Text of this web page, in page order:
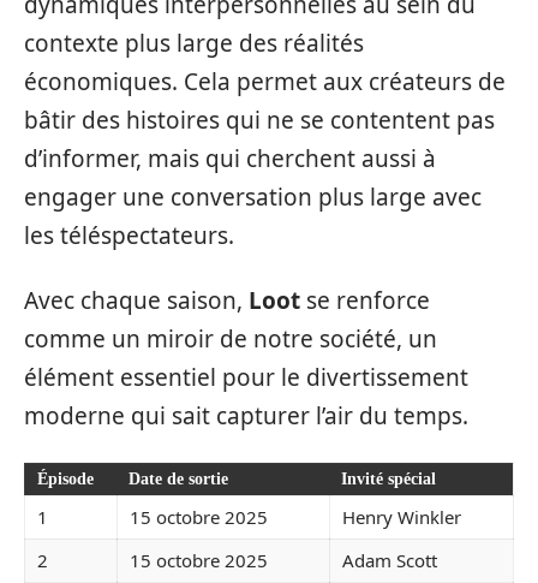
contexte plus large des réalités
économiques. Cela permet aux créateurs de
bâtir des histoires qui ne se contentent pas
d’informer, mais qui cherchent aussi à
engager une conversation plus large avec
les téléspectateurs.
Avec chaque saison, Loot se renforce
comme un miroir de notre société, un
élément essentiel pour le divertissement
moderne qui sait capturer l’air du temps.
Épisode Date de sortie Invité spécial
1 15 octobre 2025
Henry Winkler
2
15 octobre 2025 Adam Scott